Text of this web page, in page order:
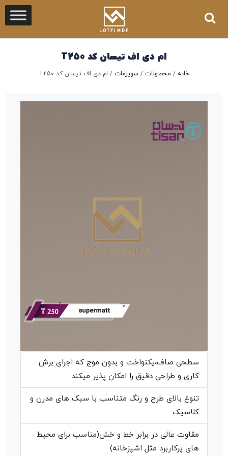
ام دی اف تیسان کد T250
خانه / محصولات / سوپرمات / ام دی اف تیسان کد T250
سطحی صاف،یکنواخت و بدون موج که اجرای برش
کاری و طراحی دقیق را امکان پذیر میکند
تنوع بالای طرح و رنگ متناسب با سبک های مدرن و
کلاسیک
مقاوت عالی در برابر خط و خش(مناسب برای محیط
های پرکاربرد مثل اشپزخانه)